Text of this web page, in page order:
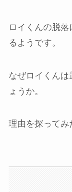
ロイくんの脱
るようです。
なぜロイくんは
ょうか。
理由を探ってみ